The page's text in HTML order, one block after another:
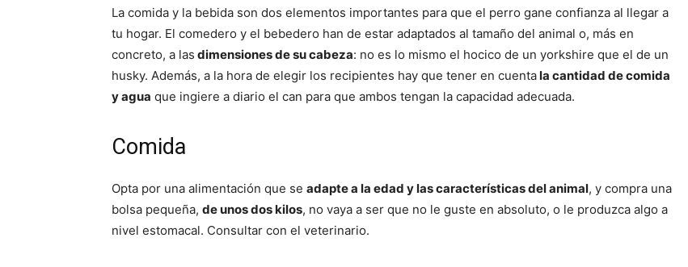
La comida y la bebida son dos elementos importantes para que el perro gane confianza al llegar a
tu hogar. El comedero y el bebedero han de estar adaptados al tamaño del animal o, más en
concreto, a las dimensiones de su cabeza: no es lo mismo el hocico de un yorkshire que el de un
husky. Además, a la hora de elegir los recipientes hay que tener en cuentala cantidad de comida
y agua que ingiere a diario el can para que ambos tengan la capacidad adecuada.
Comida
Opta por una alimentación que se adapte a la edad y las características del animal, y compra una
bolsa pequeña, de unos dos kilos, no vaya a ser que no le guste en absoluto, o le produzca algo a
nivel estomacal. Consultar con el veterinario.